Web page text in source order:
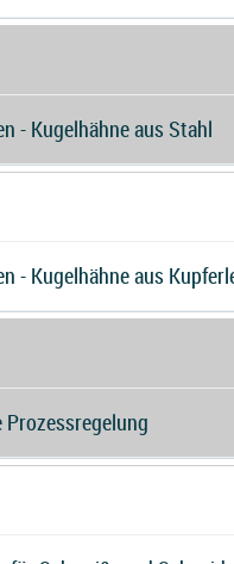
- Kugelhähne aus Stahl
- Kugelhähne aus